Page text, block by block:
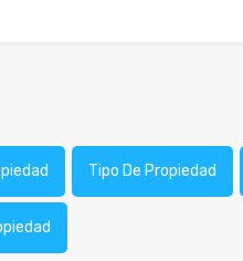
Tipo De Propiedad